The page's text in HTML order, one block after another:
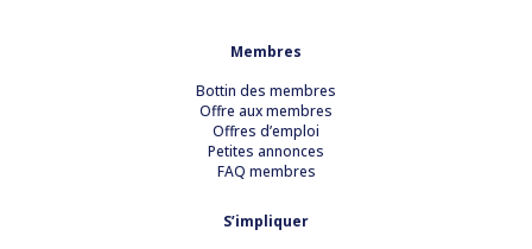
Membres
Bottin des membres
Offre aux membres
Offres d’emploi
Petites annonces
FAQ membres
S’impliquer